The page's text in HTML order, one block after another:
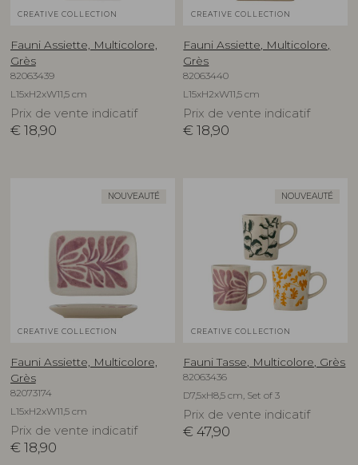
CREATIVE COLLECTION
Fauni Assiette, Multicolore,
Grès
82063439
L15xH2xW11,5 cm
Prix de vente indicatif
€ 18,90
CREATIVE COLLECTION
Fauni Assiette, Multicolore,
Grès
82063440
L15xH2xW11,5 cm
Prix de vente indicatif
€ 18,90
NOUVEAUTÉ
CREATIVE COLLECTION
Fauni Assiette, Multicolore,
Grès
82073174
L15xH2xW11,5 cm
Prix de vente indicatif
€ 18,90
NOUVEAUTÉ
CREATIVE COLLECTION
Fauni Tasse, Multicolore, Grès
82063436
D7,5xH8,5 cm, Set of 3
Prix de vente indicatif
€ 47,90